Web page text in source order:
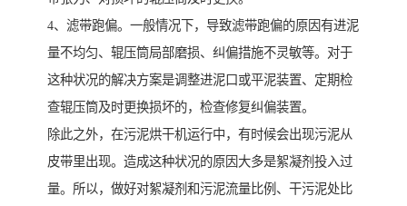
4、滤带跑偏。一般情况下，导致滤带跑偏的原因有进泥
量不均匀、辊压筒局部磨损、纠偏措施不灵敏等。对于
这种状况的解决方案是调整进泥口或平泥装置、定期检
查辊压筒及时更换损坏的，检查修复纠偏装置。
除此之外，在污泥烘干机运行中，有时候会出现污泥从
皮带里出现。造成这种状况的原因大多是絮凝剂投入过
量。所以，做好对絮凝剂和污泥流量比例、干污泥处比